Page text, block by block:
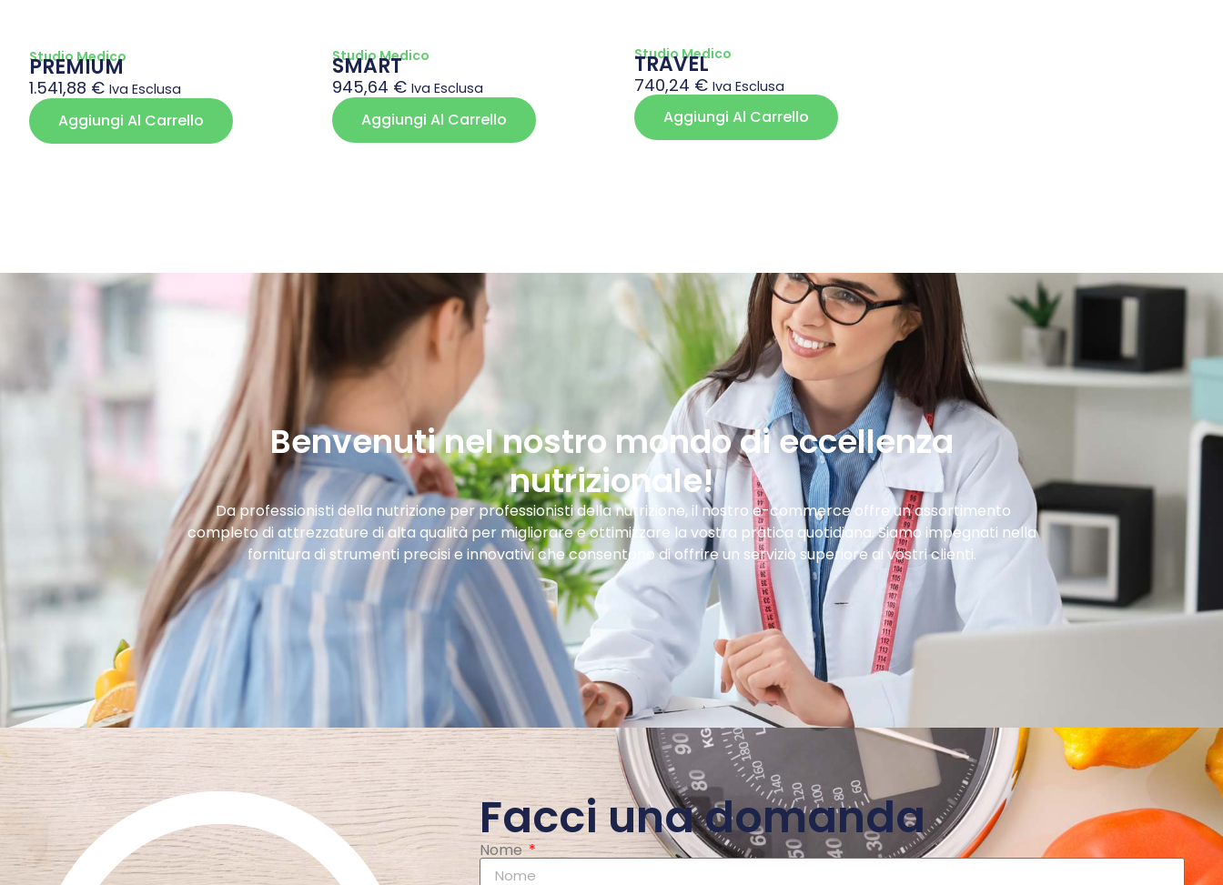
Studio Medico
PREMIUM
1.541,88 € Iva Esclusa
Aggiungi Al Carrello
Studio Medico
SMART
945,64 € Iva Esclusa
Aggiungi Al Carrello
Studio Medico
TRAVEL
740,24 € Iva Esclusa
Aggiungi Al Carrello
Benvenuti nel nostro mondo di eccellenza
nutrizionale!
Da professionisti della nutrizione per professionisti della nutrizione, il nostro e-commerce offre un assortimento
completo di attrezzature di alta qualità per migliorare e ottimizzare la vostra pratica quotidiana. Siamo impegnati nella
fornitura di strumenti precisi e innovativi che consentono di offrire un servizio superiore ai vostri clienti.
Facci una domanda
Nome